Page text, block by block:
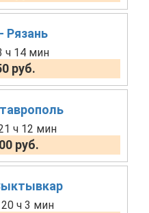
Рязань
ч 14 мин
руб.
ч 12 мин
руб.
ч 3 мин